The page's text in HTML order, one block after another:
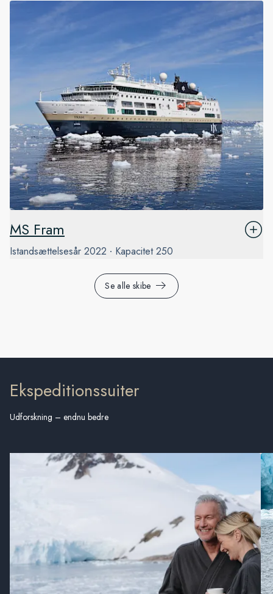
MS Fram
Istandsættelsesår 2022 Kapacitet 250
Se alle skibe
Ekspeditionssuiter
Udforskning – endnu bedre